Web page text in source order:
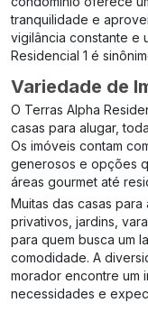
tranquilidade e
vigilância constante e
Residencial 1 é
Variedade de
O Terras Alpha
casas para alugar,
Os imóveis contam
generosos e opções
áreas gourmet até
Muitas das casas
privativos, jardins,
para quem busca um
comodidade. A
morador encontre um
necessidades e